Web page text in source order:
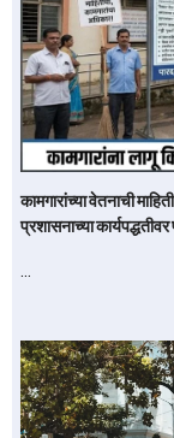
कामगारांच्या वेतनाची
प्रशासनाच्या कार्यपद्धतीवर
…